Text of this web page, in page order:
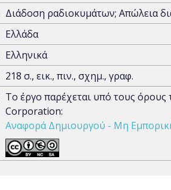
Διάδοση ραδιοκυμάτων; Απώλεια
Ελλάδα
Ελληνικά
218 σ., εικ., πιν., σχημ., γραφ.
Το έργο παρέχεται υπό τους
Corporation:
Αναφορά Δημιουργού - Μη